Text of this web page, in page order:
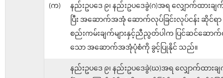
(က)
နည်းဥပဒေ ၉၊ နည်းဥပဒေခွဲ(ဂ)အရ လျှောက်ထားခ
ပြီး အဆောက်အအုံ ဆောက်လုပ်ခြင်းလုပ်ငန်း ဆိုင်ရာ
စည်းကမ်းချက်များနှင့်ညီညွတ်ပါက ပြင်ဆင်ဆော
သော အဆောက်အအုံပုံစံကို ခွင့်ပြုနိုင် သည်။
နည်းဥပဒေ ၉၊ နည်းဥပဒေခွဲ(ဃ)အရ လျှောက်ထားခ